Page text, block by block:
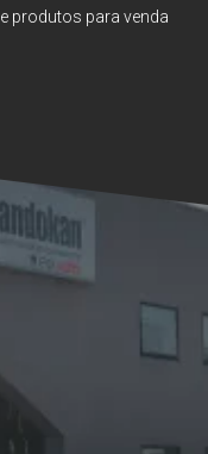
produtos para venda